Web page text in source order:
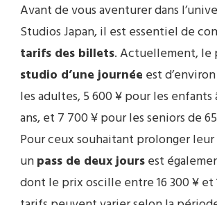
Avant de vous aventurer dans
Studios Japan, il est essentiel de
tarifs des billets. Actuellement, le
studio d’une journée est
les adultes, 5 600 ¥ pour les enfants
ans, et 7 700 ¥ pour les seniors de
Pour ceux souhaitant prolonger
unpass de deux joursest
dont le prix oscille entre 16 300 ¥ et